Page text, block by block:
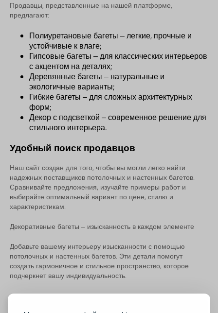
Продавцы, представленные на нашей платформе,
предлагают:
Полиуретановые багеты – легкие, прочные и
устойчивые к влаге;
Гипсовые багеты – для классических интерьеров
с акцентом на деталях;
Деревянные багеты – натуральные и
экологичные варианты;
Гибкие багеты – для сложных архитектурных
форм;
Декор с подсветкой – современное решение для
стильного интерьера.
Удобный поиск продавцов
Наш сайт создан для того, чтобы вы могли легко найти
надежных поставщиков потолочных и настенных багетов.
Сравнивайте предложения, изучайте примеры работ и
выбирайте оптимальный вариант по цене, стилю и
характеристикам.
Декоративные багеты – изысканность в каждом элементе
Добавьте вашему интерьеру изысканности с помощью
потолочных и настенных багетов. Эти детали помогут
создать гармоничное и стильное пространство, которое
подчеркнет вашу индивидуальность.